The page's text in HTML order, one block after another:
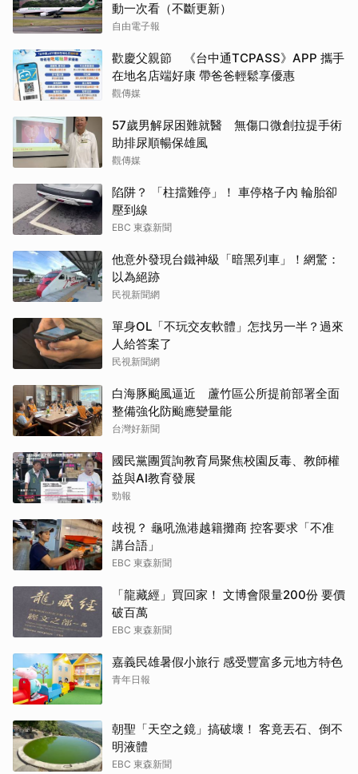
動一次看（不斷更新）
自由電子報
歡慶父親節 《台中通TCPASS》APP 攜手
在地名店端好康 帶爸爸輕鬆享優惠
觀傳媒
57歲男解尿困難就醫 無傷口微創拉提手術
助排尿順暢保雄風
觀傳媒
陷阱？ 「柱擋難停」！ 車停格子內 輪胎卻
壓到線
EBC 東森新聞
他意外發現台鐵神級「暗黑列車」！網驚：
以為絕跡
民視新聞網
單身OL「不玩交友軟體」怎找另一半？過來
人給答案了
民視新聞網
白海豚颱風逼近 蘆竹區公所提前部署全面
整備強化防颱應變量能
台灣好新聞
國民黨團質詢教育局聚焦校園反毒、教師權
益與AI教育發展
勁報
歧視？ 龜吼漁港越籍攤商 控客要求「不准
講台語」
EBC 東森新聞
「龍藏經」買回家！ 文博會限量200份 要價
破百萬
EBC 東森新聞
嘉義民雄暑假小旅行 感受豐富多元地方特色
青年日報
朝聖「天空之鏡」搞破壞！ 客竟丟石、倒不
明液體
EBC 東森新聞